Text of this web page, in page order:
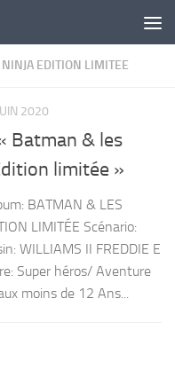
EDITION LIMITEE
2020
Batman & les
limitée »
BATMAN & LES
LIMITÉE Scénario:
WILLIAMS II FREDDIE E
Super héros/ Aventure
moins de 12 Ans...